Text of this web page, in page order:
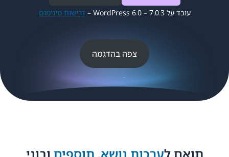
עובד על WordPress 6.0 – 7.0.3 – דרישות מינימום
צפה בהדגמה